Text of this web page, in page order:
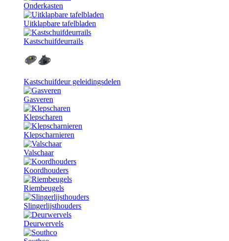
Onderkasten
Uitklapbare tafelbladen
Kastschuifdeurrails
Kastschuifdeur geleidingsdelen
Gasveren
Klepscharen
Klepscharnieren
Valschaar
Koordhouders
Riembeugels
Slingerlijsthouders
Deurwervels